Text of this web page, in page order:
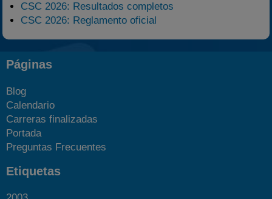
CSC 2026: Resultados completos
CSC 2026: Reglamento oficial
Páginas
Blog
Calendario
Carreras finalizadas
Portada
Preguntas Frecuentes
Etiquetas